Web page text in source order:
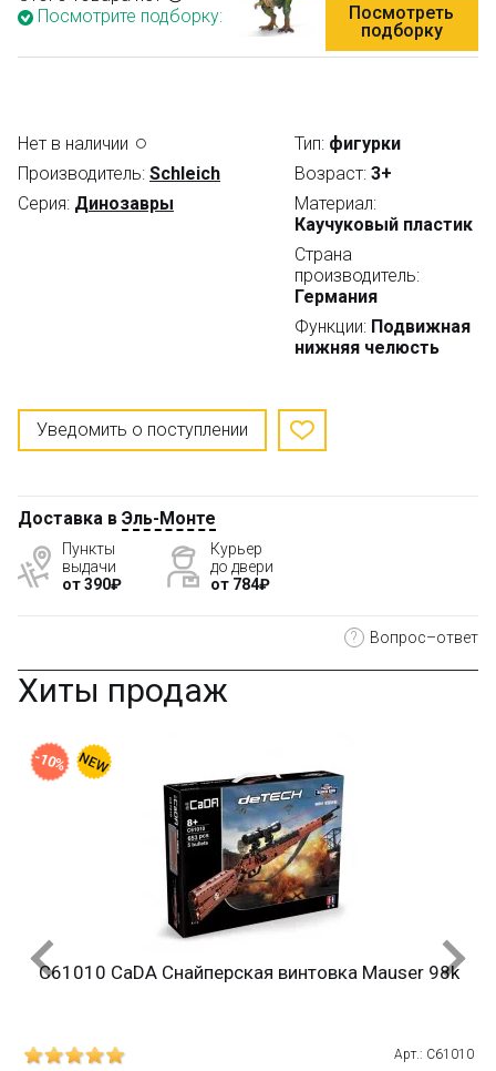
Посмотрите подборку:
Посмотреть
подборку
Нет в наличии
Производитель: Schleich
Серия: Динозавры
Тип: фигурки
Возраст: 3+
Материал:
Каучуковый пластик
Страна
производитель:
Германия
Функции: Подвижная
нижняя челюсть
Уведомить о поступлении
Доставка в Эль-Монте
Пункты
выдачи
от 390₽
Курьер
до двери
от 784₽
? Вопрос–ответ
Хиты продаж
C61010 CaDA Снайперская винтовка Mauser 98k
Арт.: C61010
-10%